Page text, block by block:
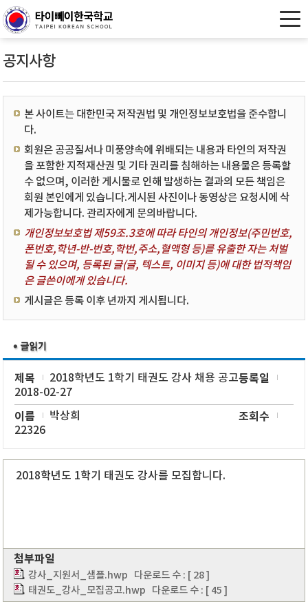
공지사항
본 사이트는 대한민국 저작권법 및 개인정보보호법을 준수합니
다.
회원은 공공질서나 미풍양속에 위배되는 내용과 타인의 저작권
을 포함한 지적재산권 및 기타 권리를 침해하는 내용물은 등록할
수 없으며, 이러한 게시물로 인해 발생하는 결과의 모든 책임은
회원 본인에게 있습니다.게시된 사진이나 동영상은 요청시에 삭
제가능합니다. 관리자에게 문의바랍니다.
개인정보보호법 제59조.3호에 따라 타인의 개인정보(주민번호,
폰번호,학년-반-번호,학번,주소,혈액형 등)를 유출한 자는 처벌
될 수 있으며, 등록된 글(글, 텍스트, 이미지 등)에 대한 법적책임
은 글쓴이에게 있습니다.
게시글은 등록 이후 년까지 게시됩니다.
제목 2018학년도 1학기 태권도 강사 채용 공고등록일
2018-02-27
이름 박상희 조회수
22326
2018학년도 1학기 태권도 강사를 모집합니다.
첨부파일
강사_지원서_샘플.hwp 다운로드 수 : [ 28 ]
태권도_강사_모집공고.hwp 다운로드 수 : [ 45 ]